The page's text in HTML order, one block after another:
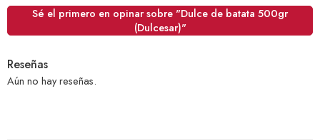
Sé el primero en opinar sobre "Dulce de batata 500gr
(Dulcesar)"
Reseñas
Aún no hay reseñas.